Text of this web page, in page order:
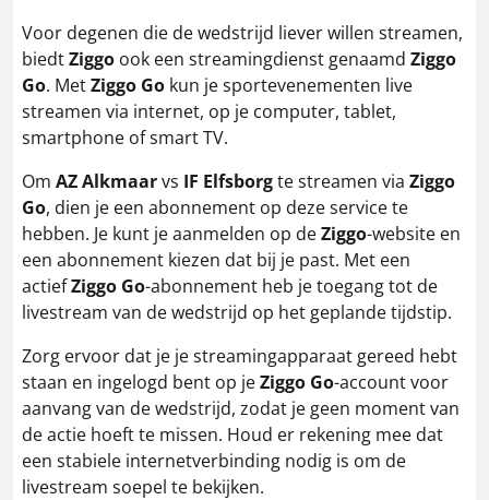
Voor degenen die de wedstrijd liever willen streamen,
biedtZiggo ook een streamingdienst genaamd Ziggo
Go. MetZiggo Go kun je sportevenementen live
streamen via internet, op je computer, tablet,
smartphone of smart TV.
Om AZAlkmaarvs IF Elfsborgte streamen via Ziggo
Go, dien je een abonnement op deze service te
hebben. Je kunt je aanmelden op deZiggo-website en
een abonnement kiezen dat bij je past. Met een
actiefZiggo Go-abonnement heb je toegang tot de
livestream van de wedstrijd op het geplande tijdstip.
Zorg ervoor dat je je streamingapparaat gereed hebt
staan en ingelogd bent op jeZiggo Go-account voor
aanvang van de wedstrijd, zodat je geen moment van
de actie hoeft te missen. Houd er rekening mee dat
een stabiele internetverbinding nodig is om de
livestream soepel te bekijken.